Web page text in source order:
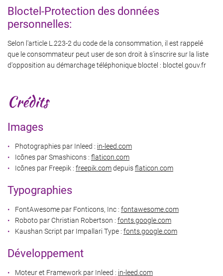
BOUTIQUE
LE CONCEPT
UNIVERS
AVIS
CONTACT
INSCRIPTION
Bloctel-Protection des données
personnelles:
Selon l'article L.223-2 du code de la consommation, il est rappelé
que le consommateur peut user de son droit à s'inscrire sur la liste
d'opposition au démarchage téléphonique bloctel : bloctel.gouv.fr
Crédits
Images
Photographies par Inleed : in-leed.com
Icônes par Smashicons : flaticon.com
Icônes par Freepik : freepik.comdepuisflaticon.com
Typographies
FontAwesome par Fonticons, Inc : fontawesome.com
Roboto par Christian Robertson : fonts.google.com
Kaushan Script par Impallari Type : fonts.google.com
Développement
Moteur et Framework par Inleed : in-leed.com